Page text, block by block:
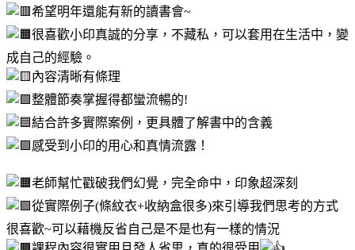
希望明年還能有新的讀書會~
很喜歡小印真誠的分享，不藏私，可以套用在生活中，變
成自己的經驗。
內容清晰有條理
整體節奏掌握得都蠻流暢的!
結合許多實際案例，更具體了解書中的含義
感受到小印的用心和真情流露！
老師幫忙戳破我們幻覺，完全命中，印象超深刻
從實際例子(條紋衣+收納盒很多)來引導我們思考的方式
很喜歡~可以藉機反省自己是不是也有一樣的情況